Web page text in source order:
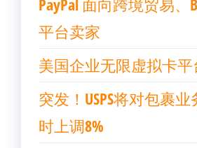
PayPal 面向跨境贸易、
平台卖家
美国企业无限虚拟卡
突发！USPS将对包裹
时上调8%